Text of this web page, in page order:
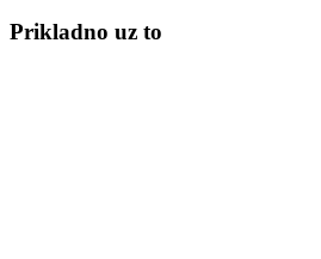
Prikladno uz to